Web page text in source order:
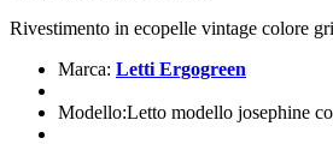
Rivestimento in ecopelle vintage colore
Marca: Letti Ergogreen
Modello:Letto modello josephine